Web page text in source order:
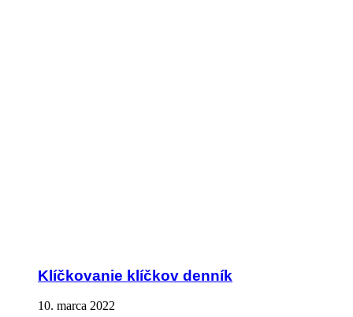
Klíčkovanie klíčkov denník
10. marca 2022